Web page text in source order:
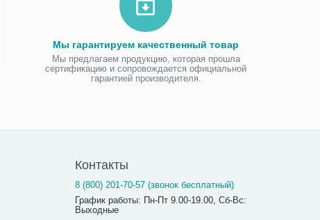
Мы гарантируем качественный товар
Мы предлагаем продукцию, которая прошла
сертификацию и сопровождается официальной
гарантией производителя.
Контакты
8 (800) 201-70-57 (звонок бесплатный)
График работы: Пн-Пт 9.00-19.00, Сб-Вс:
Выходные